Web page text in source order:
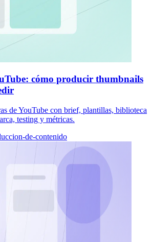
cómo producir thumbnails
de YouTube con brief, plantillas, biblioteca
testing y métricas.
de-contenido